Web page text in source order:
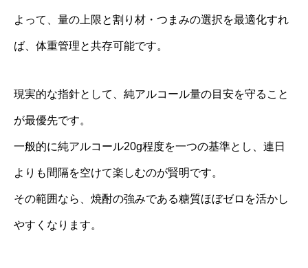
よって、量の上限と割り材・つまみの選択を最適化すれ
ば、体重管理と共存可能です。
現実的な指針として、純アルコール量の目安を守ること
が最優先です。
一般的に純アルコール20g程度を一つの基準とし、連日
よりも間隔を空けて楽しむのが賢明です。
その範囲なら、焼酎の強みである糖質ほぼゼロを活かし
やすくなります。